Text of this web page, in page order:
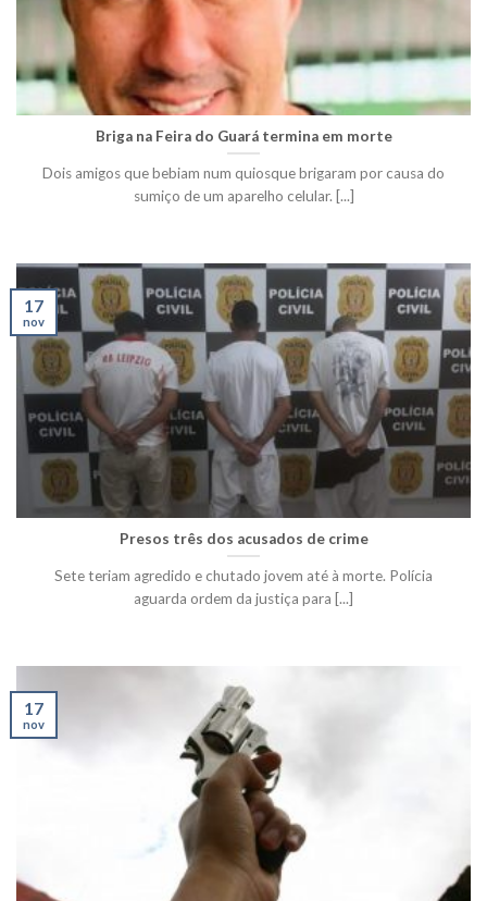
Briga na Feira do Guará termina em morte
Dois amigos que bebiam num quiosque brigaram por causa do
sumiço de um aparelho celular. [...]
Presos três dos acusados de crime
Sete teriam agredido e chutado jovem até à morte. Polícia
aguarda ordem da justiça para [...]
17
nov
17
nov